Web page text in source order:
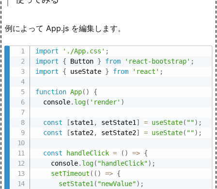
例によって App.js を編集します。
import './App.css' ;
import
{ Button } from 'react-bootstrap' ;
import
{ useState } from 'react' ;
function App( )
{
  console
. log( 'render' )
const [state1 , setState1 ] = useState( "") ;
const
[state2, setState2] = useState( "") ;
const handleClick = ( ) => {
    console
. log( "handleClick") ;
setTimeout ( ( ) => {
setState1 ( "newValue") ;